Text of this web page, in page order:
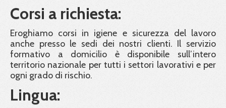
Corsi a richiesta:
Eroghiamo corsi in igiene e sicurezza del lavoro
anche presso le sedi dei nostri clienti. Il servizio
formativo a domicilio è disponibile sull’intero
territorio nazionale per tutti i settori lavorativi e per
ogni grado di rischio.
Lingua: